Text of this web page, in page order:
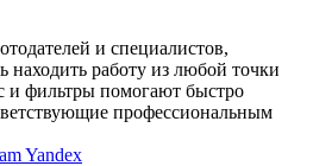
и специалистов,
находить работу из любой точки
и фильтры помогают быстро
профессиональным
Yandex